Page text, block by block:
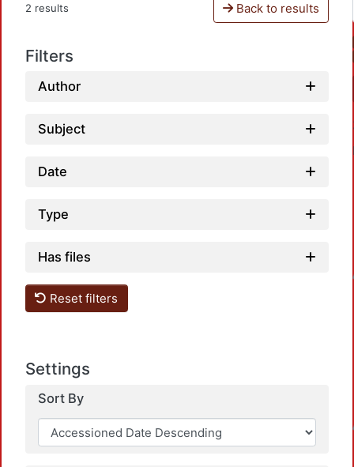
2 results Back to results
Filters
Author
Subject
Date
Type
Has files
Reset filters
Settings
Sort By